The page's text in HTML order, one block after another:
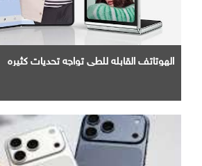
الهوتاتف القابله للطي تواجه تحديات كثيره